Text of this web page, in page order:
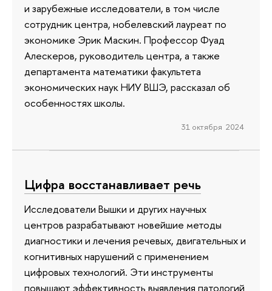
и зарубежные исследователи, в том числе
сотрудник центра, нобелевский лауреат по
экономике Эрик Маскин. Профессор Фуад
Алескеров, руководитель центра, а также
департамента математики факультета
экономических наук НИУ ВШЭ, рассказал об
особенностях школы.
31 октября 2024
Цифра восстанавливает речь
Исследователи Вышки и других научных
центров разрабатывают новейшие методы
диагностики и лечения речевых, двигательных и
когнитивных нарушений с применением
цифровых технологий. Эти инструменты
повышают эффективность выявления патологий